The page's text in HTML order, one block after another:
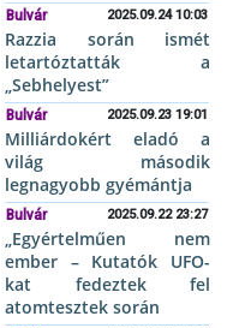
Bulvár 2025.09.24 10:03
Razzia során ismét
letartóztatták a
„Sebhelyest”
Bulvár 2025.09.23 19:01
Milliárdokért eladó a
világ második
legnagyobb gyémántja
Bulvár 2025.09.22 23:27
„Egyértelműen nem
ember – Kutatók UFO-
kat fedeztek fel
atomtesztek során